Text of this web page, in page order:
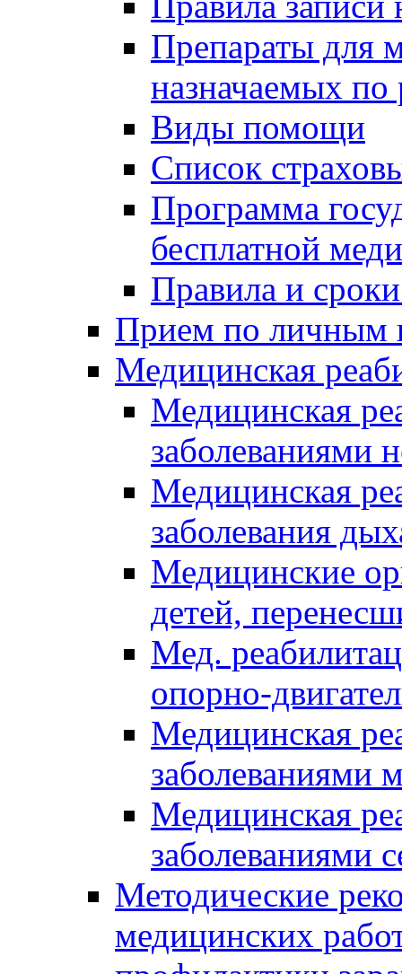
Препараты для
назначаемых
Виды помощи
Список
Программа
бесплатной
Правила и
Прием по личным
Медицинская
Медицинская
заболеваниями
Медицинская
заболевания
Медицинские
детей,
Мед.
опорно-
Медицинская
заболеваниями
Медицинская
заболеваниями
Методические
медицинских